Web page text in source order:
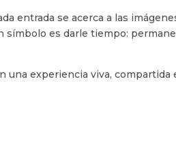
entrada se acerca a las
símbolo es darle tiempo:
una experiencia viva,